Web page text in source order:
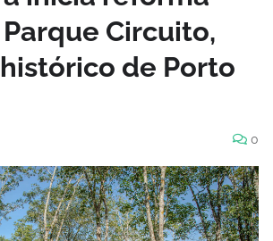
Circuito,
de Porto
0